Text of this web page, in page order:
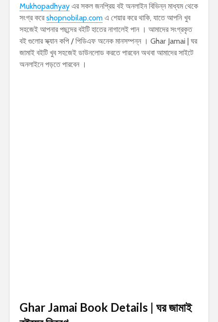
Mukhopadhyay এর সকল জনপ্রিয় বই অনলাইন বিভিন্ন মাধ্যম থেকে
সংগ্র করেshopnobilap.com এ শেয়ার করে থাকি, যাতে আপনি খুব
সহজেই আপনার পছন্দের বইটি হাতের নাগালেই পান । আমাদের সংগ্রকৃত
বই গুলোর স্ক্যান কপি / পিডিএফ অনেক মানসম্পন্ন । Ghar Jamai | ঘর
জামাই বইটি খুব সহজেই ডাউনলোড করতে পারবেন অথবা আমাদের সাইটে
অনলাইনে পড়তে পারবেন ।
Ghar Jamai Book Details | ঘর জামাই